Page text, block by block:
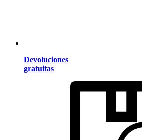
Devoluciones
gratuitas